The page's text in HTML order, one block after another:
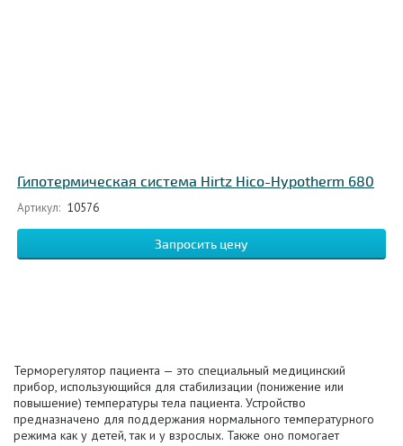
Гипотермическая система Hirtz Hico-Hypotherm 680
Артикул: 10576
Запросить цену
Терморегулятор пациента — это специальный медицинский
прибор, использующийся для стабилизации (понижение или
повышение) температуры тела пациента. Устройство
предназначено для поддержания нормального температурного
режима как у детей, так и у взрослых. Также оно помогает